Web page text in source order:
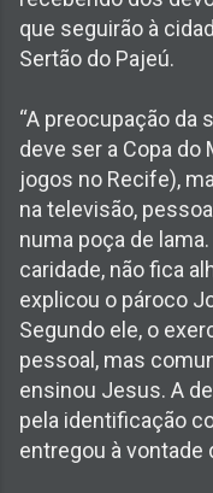
que seguirão à
Sertão do Pajeú.
“A preocupação da
deve ser a Copa do
jogos no Recife),
na televisão,
numa poça de
caridade, não fica
explicou o pároco
Segundo ele, o
pessoal, mas
ensinou Jesus. A
pela identificação
entregou à vontade